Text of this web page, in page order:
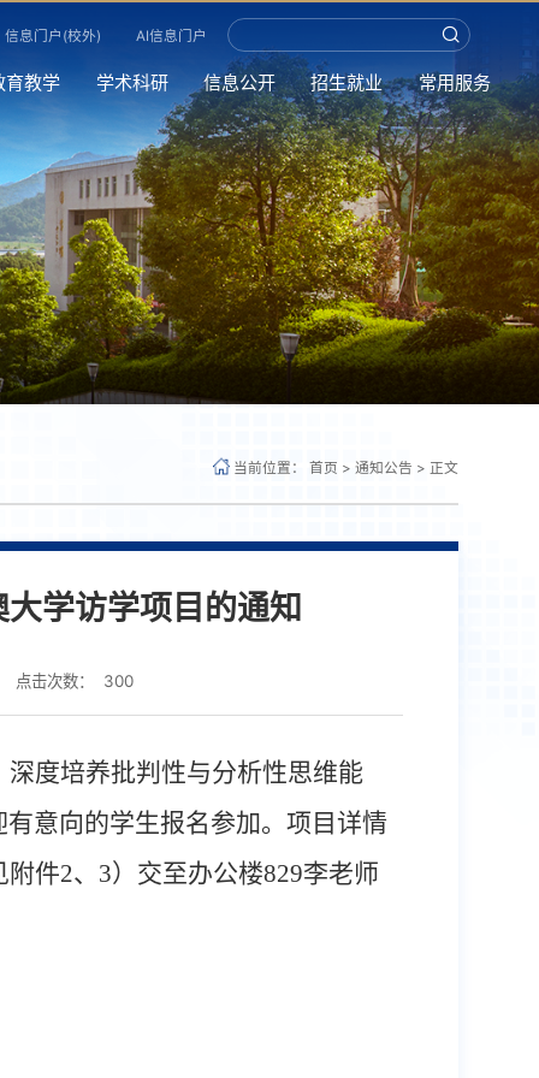
信息门户(校外) AI信息门户
育教学 学术科研 信息公开 招生就业 常用服务
当前位置： 首页 > 通知公告 > 正文
学访学项目的通知
点击次数： 300
度培养批判性与分析性思维能
意向的学生报名参加。项目详情
附件2、 3）交至办公楼829李老师